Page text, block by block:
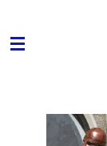
direct
naar